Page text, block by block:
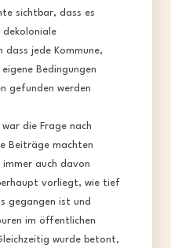
sichtbar, dass es
dekoloniale
jede Kommune,
Bedingungen
gefunden werden
war die Frage nach
Beiträge machten
auch davon
vorliegt, wie tief
gegangen ist und
im öffentlichen
wurde betont,